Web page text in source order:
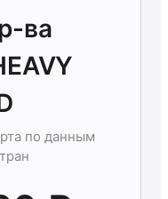
ва
по данным